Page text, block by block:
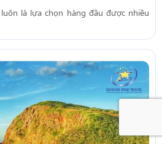
là lựa chọn hàng đầu được nhiều